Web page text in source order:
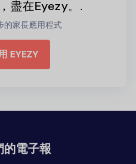
盡在Eyezy。.
的家長應用程式
EYEZY
的電子報